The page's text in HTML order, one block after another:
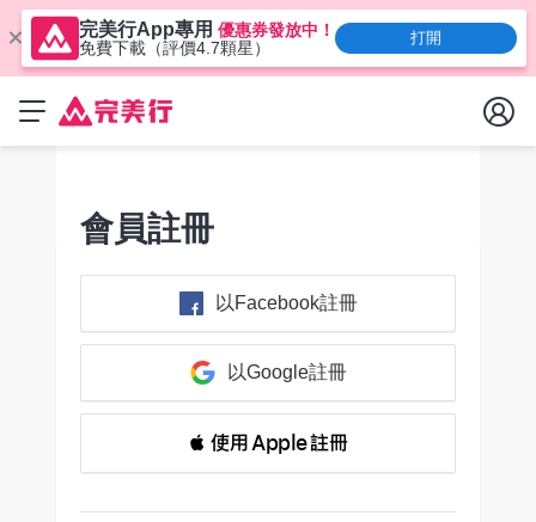
完美行App專用 優惠券發放中！
免費下載（評價4.7顆星）
打開
會員註冊
以Facebook註冊
以Google註冊
 使用 Apple 註冊